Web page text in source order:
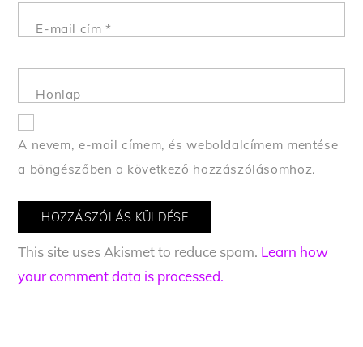
E-mail cím*
Honlap
A nevem, e-mail címem, és weboldalcímem mentése
a böngészőben a következő hozzászólásomhoz.
This site uses Akismet to reduce spam. Learn how
your comment data is processed.